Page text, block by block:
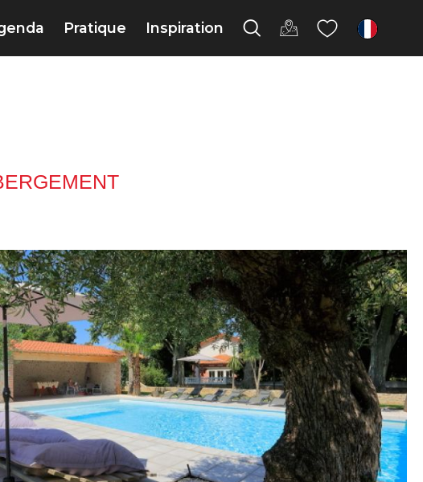
Pratique Inspiration fr